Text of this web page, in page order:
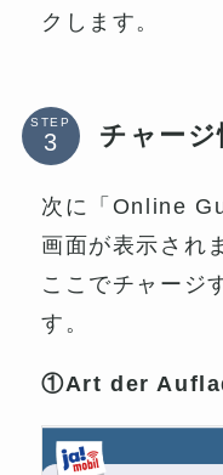
クします。
STEP チャージ
次に「Online
画面が表示され
ここでチャージ
す。
①Art der